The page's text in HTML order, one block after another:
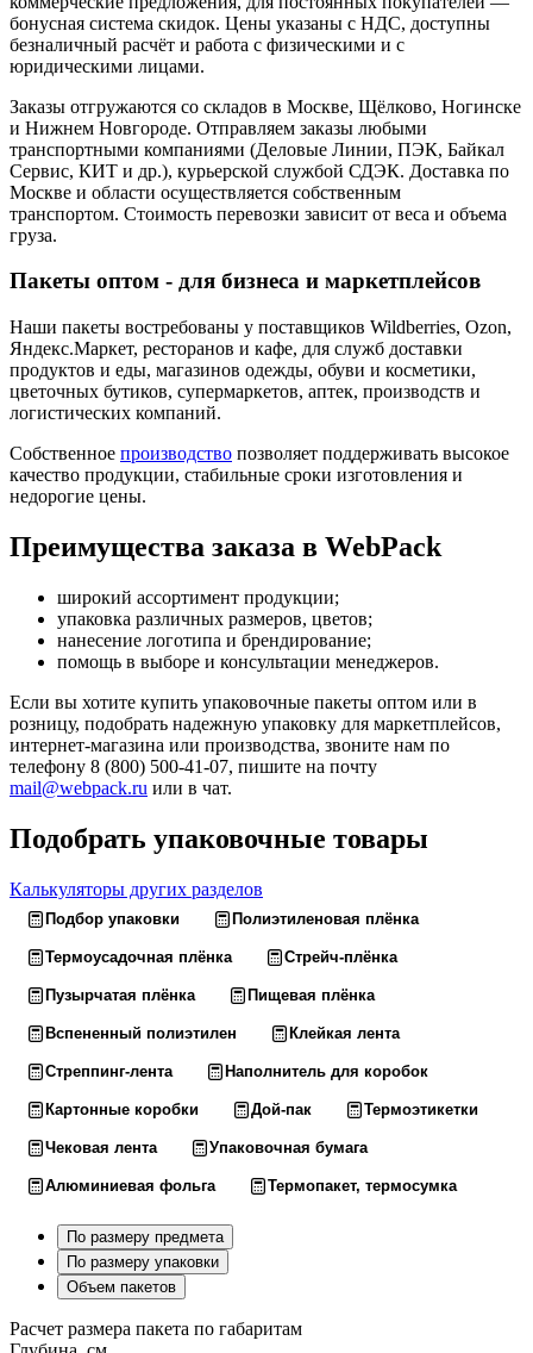
бонусная система скидок. Цены указаны с НДС, доступны
безналичный расчёт и работа с физическими и с
юридическими лицами.
Заказы отгружаются со складов в Москве, Щёлково, Ногинске
и Нижнем Новгороде. Отправляем заказы любыми
транспортными компаниями (Деловые Линии, ПЭК, Байкал
Сервис, КИТ и др.), курьерской службой СДЭК. Доставка по
Москве и области осуществляется собственным
транспортом. Стоимость перевозки зависит от веса и объема
груза.
Пакеты оптом - для бизнеса и маркетплейсов
Наши пакеты востребованы у поставщиков Wildberries, Ozon,
Яндекс.Маркет, ресторанов и кафе, для служб доставки
продуктов и еды, магазинов одежды, обуви и косметики,
цветочных бутиков, супермаркетов, аптек, производств и
логистических компаний.
Собственное производство позволяет поддерживать высокое
качество продукции, стабильные сроки изготовления и
недорогие цены.
Преимущества заказа в WebPack
широкий ассортимент продукции;
упаковка различных размеров, цветов;
нанесение логотипа и брендирование;
помощь в выборе и консультации менеджеров.
Если вы хотите купить упаковочные пакеты оптом или в
розницу, подобрать надежную упаковку для маркетплейсов,
интернет-магазина или производства, звоните нам по
телефону 8 (800) 500-41-07, пишите на почту
mail@webpack.ru или в чат.
Подобрать упаковочные товары
Калькуляторы других разделов
Подбор упаковки Полиэтиленовая плёнка
Термоусадочная плёнка Стрейч-плёнка
Пузырчатая плёнка Пищевая плёнка
Вспененный полиэтилен Клейкая лента
Стреппинг-лента Наполнитель для коробок
Картонные коробки Дой-пак Термоэтикетки
Чековая лента Упаковочная бумага
Алюминиевая фольга Термопакет, термосумка
По размеру предмета
По размеру упаковки
Объем пакетов
Расчет размера пакета по габаритам